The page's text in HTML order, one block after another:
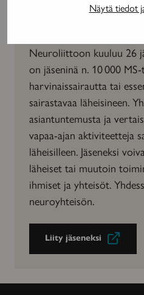
Näytä tiedot
Neuroliittoon kuuluu 26
on jäseninä n. 10 000
harvinaissairautta tai
sairastavaa läheisineen.
asiantuntemusta ja
vapaa-ajan aktiviteetteja
läheisilleen. Jäseneksi
läheiset tai muutoin
ihmiset ja yhteisöt.
neuroyhteisön.
Liity jäseneksi